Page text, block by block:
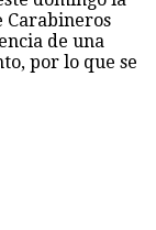
Carabineros
de una
por lo que se